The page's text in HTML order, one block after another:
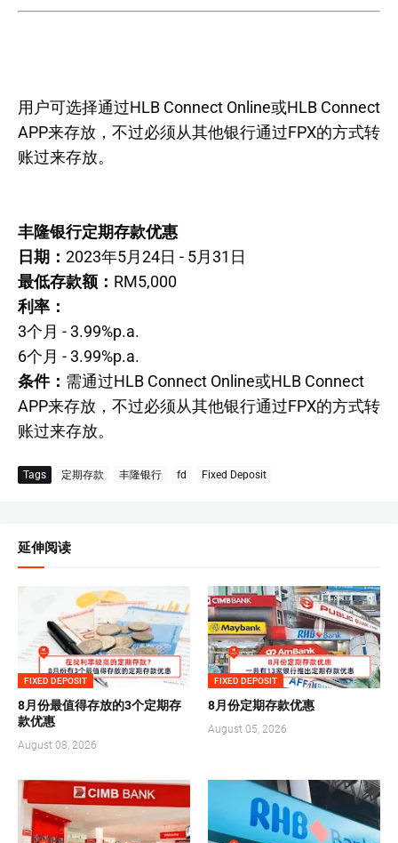
用户可选择通过HLB Connect Online或HLB Connect
APP来存放，不过必须从其他银行通过FPX的方式转
账过来存放。
丰隆银行定期存款优惠
日期： 2023年5月24日 - 5月31日
最低存款额： RM5,000
利率：
3个月 - 3.99%p.a.
6个月 - 3.99%p.a.
条件： 需通过HLB Connect Online或HLB Connect
APP来存放，不过必须从其他银行通过FPX的方式转
账过来存放。
Tags 定期存款 丰隆银行 fd Fixed Deposit
延伸阅读
FIXED DEPOSIT
8月份最值得存放的3个定期存
款优惠
August 08, 2026
FIXED DEPOSIT
8月份定期存款优惠
August 05, 2026